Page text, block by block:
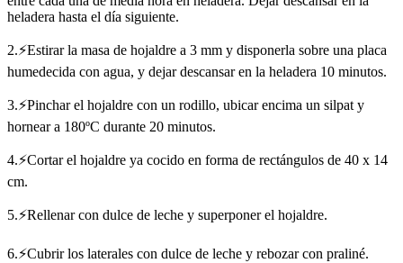
heladera hasta el día siguiente.
2.⚡Estirar la masa de hojaldre a 3 mm y disponerla sobre una placa
humedecida con agua, y dejar descansar en la heladera 10 minutos.
3.⚡Pinchar el hojaldre con un rodillo, ubicar encima un silpat y
hornear a 180ºC durante 20 minutos.
4.⚡Cortar el hojaldre ya cocido en forma de rectángulos de 40 x 14
cm.
5.⚡Rellenar con dulce de leche y superponer el hojaldre.
6.⚡Cubrir los laterales con dulce de leche y rebozar con praliné.